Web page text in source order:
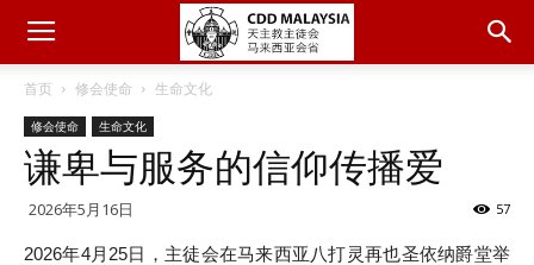
首页 修会使命 生命文化
修会使命 生命文化
谦卑与服务的信仰传播爱
2026年5月16日 57
2026年4月25日，主徒会在马来西亚八打灵再也圣依纳爵堂举